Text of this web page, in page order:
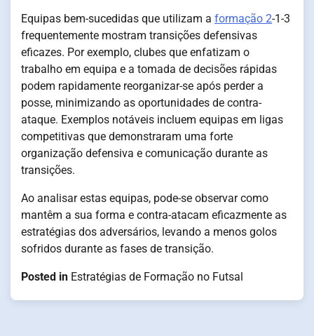
Equipas bem-sucedidas que utilizam a formação 2-1-3
frequentemente mostram transições defensivas
eficazes. Por exemplo, clubes que enfatizam o
trabalho em equipa e a tomada de decisões rápidas
podem rapidamente reorganizar-se após perder a
posse, minimizando as oportunidades de contra-
ataque. Exemplos notáveis incluem equipas em ligas
competitivas que demonstraram uma forte
organização defensiva e comunicação durante as
transições.
Ao analisar estas equipas, pode-se observar como
mantêm a sua forma e contra-atacam eficazmente as
estratégias dos adversários, levando a menos golos
sofridos durante as fases de transição.
Posted in Estratégias de Formação no Futsal